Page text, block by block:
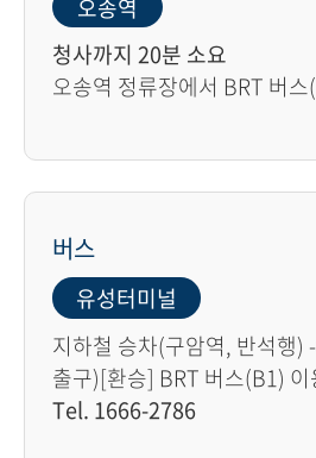
오송역
청사까지 20분 소요
오송역 정류장에서 BRT 버
버스
유성터미널
지하철 승차(구암역, 반석행)
출구)[환승] BRT 버스(B1) 이
Tel. 1666-2786